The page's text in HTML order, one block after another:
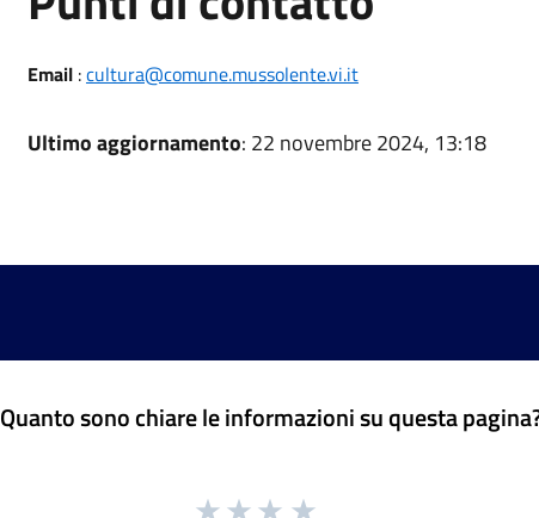
Email:cultura@comune.mussolente.vi.it
Ultimo aggiornamento: 22 novembre 2024, 13:18
Quanto sono chiare le informazioni su questa